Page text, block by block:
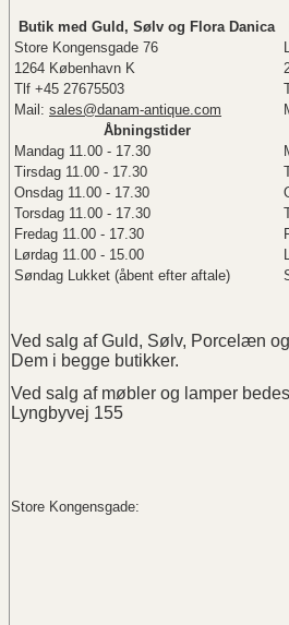
Butik med Guld, Sølv og Flora Danica
Store Kongensgade 76
1264 København K
Tlf +45 27675503
Mail: sales@danam-antique.com
Åbningstider
Mandag 11.00 - 17.30
Tirsdag 11.00 - 17.30
Onsdag 11.00 - 17.30
Torsdag 11.00 - 17.30
Fredag 11.00 - 17.30
Lørdag 11.00 - 15.00
Søndag Lukket (åbent efter aftale)
Ved salg af Guld, Sølv, Porcelæn
Dem i begge butikker.
Ved salg af møbler og lamper
Lyngbyvej 155
Store Kongensgade: